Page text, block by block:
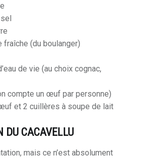
fraîche (du boulanger)
de vie (au choix cognac,
compte un œuf par personne)
et 2 cuillères à soupe de lait
DU CACAVELLU
mais ce n’est absolument